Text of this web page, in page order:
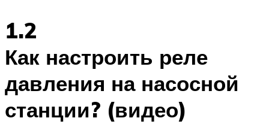
1.2
Как настроить реле
давления на насосной
станции? (видео)